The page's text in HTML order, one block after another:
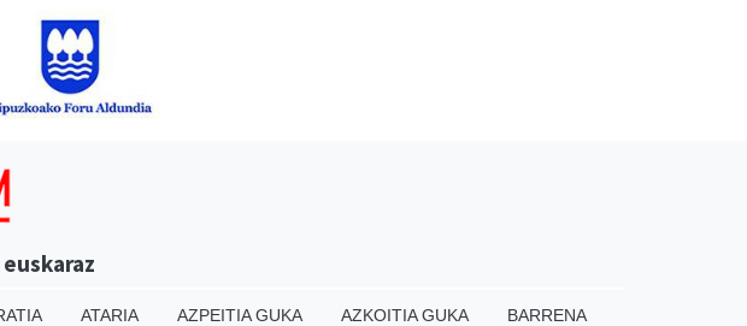
ATARIA AZPEITIA GUKA AZKOITIA GUKA
BARRENA